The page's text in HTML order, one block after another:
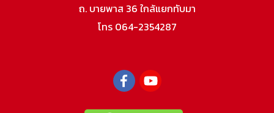
ถ. บายพาส 36 ใกล้แยกทับมา
โทร 064-2354287